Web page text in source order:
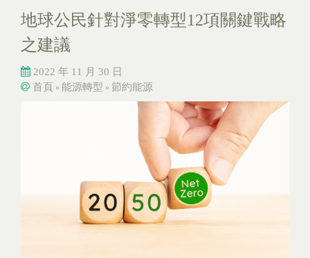
地球公民針對淨零轉型12項關鍵戰略
之建議
2022 年 11 月 30 日
首頁 » 能源轉型 » 節約能源